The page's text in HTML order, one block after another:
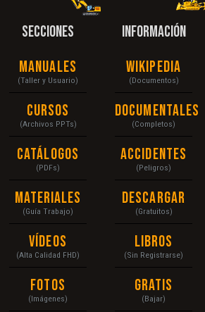
SECCIONES
Manuales
(Taller y Usuario)
Cursos
(Archivos PPTs)
Catálogos
(PDFs)
Materiales
(Guía Trabajo)
Vídeos
(Alta Calidad FHD)
Fotos
(Imágenes)
INFORMACIÓN
Wikipedia
(Documentos)
Documentales
(Completos)
Accidentes
(Peligros)
Descargar
(Gratuitos)
Libros
(Sin Registrarse)
Gratis
(Bajar)